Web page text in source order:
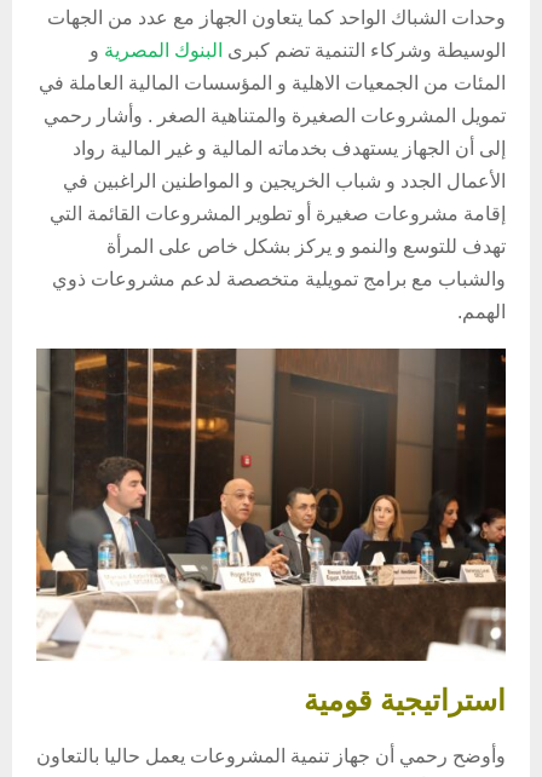
وحدات الشباك الواحد كما يتعاون الجهاز مع عدد من الجهات
الوسيطة وشركاء التنمية تضم كبرى البنوك المصرية و
المئات من الجمعيات الاهلية و المؤسسات المالية العاملة في
تمويل المشروعات الصغيرة والمتناهية الصغر . وأشار رحمي
إلى أن الجهاز يستهدف بخدماته المالية و غير المالية رواد
الأعمال الجدد و شباب الخريجين و المواطنين الراغبين في
إقامة مشروعات صغيرة أو تطوير المشروعات القائمة التي
تهدف للتوسع والنمو و يركز بشكل خاص على المرأة
والشباب مع برامج تمويلية متخصصة لدعم مشروعات ذوي
الهمم.
استراتيجية قومية
وأوضح رحمي أن جهاز تنمية المشروعات يعمل حاليا بالتعاون